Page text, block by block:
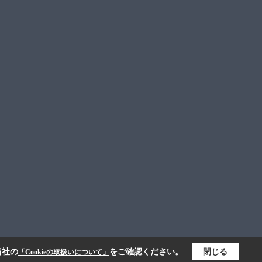
の「Cookieの取扱いについて」 をご確認ください。 閉じる